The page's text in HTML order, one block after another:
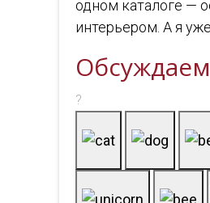
одном каталоге —
интерьером. А я
Обсуждаем
?